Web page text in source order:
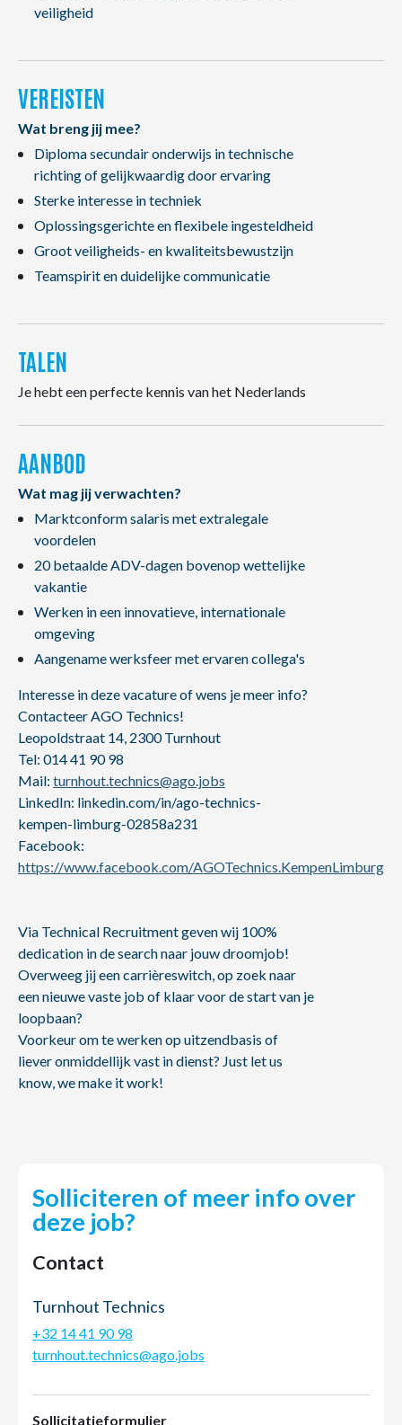
veiligheid
VEREISTEN
Wat breng jij mee?
Diploma secundair onderwijs in technische
richting of gelijkwaardig door ervaring
Sterke interesse in techniek
Oplossingsgerichte en flexibele ingesteldheid
Groot veiligheids- en kwaliteitsbewustzijn
Teamspirit en duidelijke communicatie
TALEN
Je hebt een perfecte kennis van het Nederlands
AANBOD
Wat mag jij verwachten?
Marktconform salaris met extralegale
voordelen
20 betaalde ADV-dagen bovenop wettelijke
vakantie
Werken in een innovatieve, internationale
omgeving
Aangename werksfeer met ervaren collega's
Interesse in deze vacature of wens je meer info?
Contacteer AGO Technics!
Leopoldstraat 14, 2300 Turnhout
Tel: 014 41 90 98
Mail: turnhout.technics@ago.jobs
LinkedIn: linkedin.com/in/ago-technics-
kempen-limburg-02858a231
Facebook:
https://www.facebook.com/AGOTechnics.KempenLimburg
Via Technical Recruitment geven wij 100%
dedication in de search naar jouw droomjob!
Overweeg jij een carrièreswitch, op zoek naar
een nieuwe vaste job of klaar voor de start van je
loopbaan?
Voorkeur om te werken op uitzendbasis of
liever onmiddellijk vast in dienst? Just let us
know, we make it work!
Solliciteren of meer info over
deze job?
Contact
Turnhout Technics
+32 14 41 90 98
turnhout.technics@ago.jobs
Sollicitatieformulier